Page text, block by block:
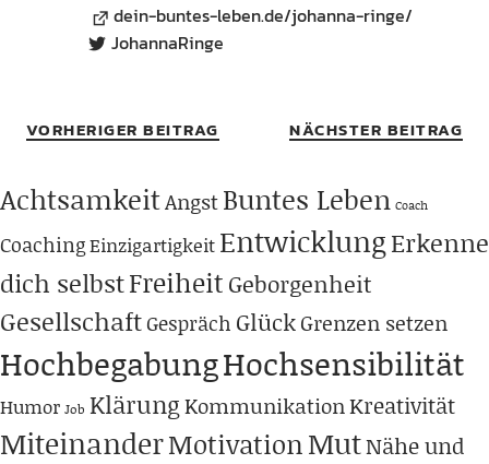
dein-buntes-leben.de/johanna-ringe/
JohannaRinge
VORHERIGER BEITRAG NÄCHSTER BEITRAG
AchtsamkeitAngstBuntes Leben Coach
CoachingEinzigartigkeit EntwicklungErkenne
dich selbstFreiheit Geborgenheit
GesellschaftGespräch GlückGrenzen setzen
HochbegabungHochsensibilität
Humor Job KlärungKommunikationKreativität
MiteinanderMotivationMutNähe und